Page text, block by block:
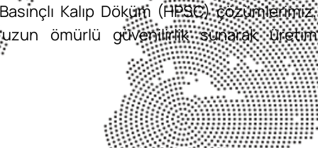
Kalıp Döküm (HPSC) çözümlerimiz,
ömürlü güvenilirlik sunarak üretim